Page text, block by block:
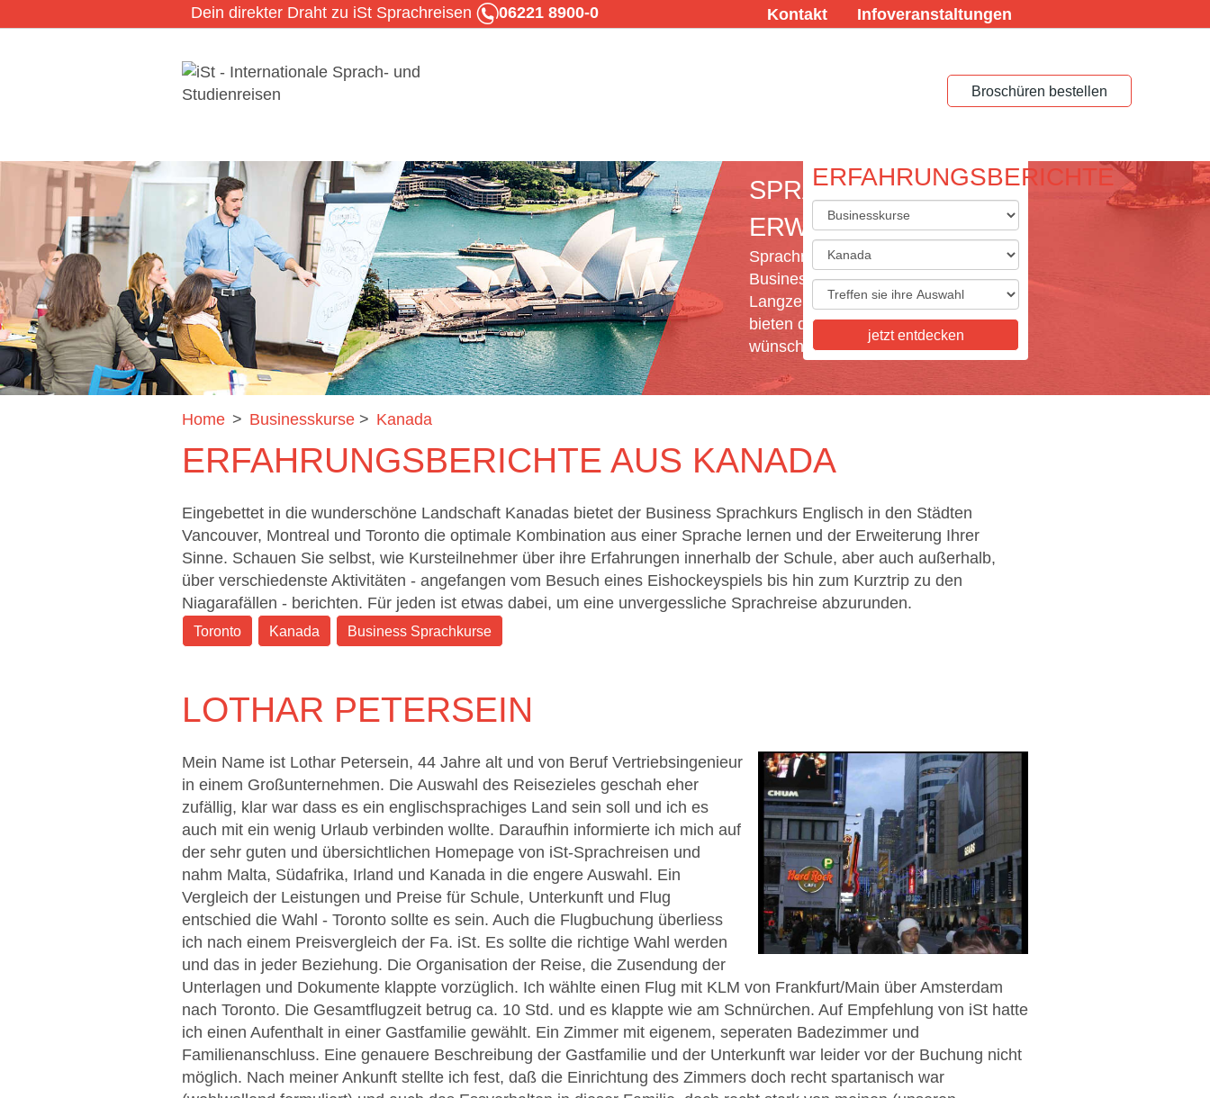
Dein direkter Draht zu iSt Sprachreisen 06221 8900-0 Kontakt Infoveranstaltungen
Broschüren bestellen
ERFAHRUNGSBERICHTE
jetzt entdecken
SPRACHREISEN FÜR
ERWACHSENE
Sprachreisen für Erwachsene,
Businesskurse, Studienaufenthalte,
Langzeitkurse, Examenskurse - wir
bieten die Vielfalt, die Sie sich
wünschen! Informieren Sie sich hier.
Home > Businesskurse > Kanada
ERFAHRUNGSBERICHTE AUS KANADA
Eingebettet in die wunderschöne Landschaft Kanadas bietet der Business Sprachkurs Englisch in den Städten
Vancouver, Montreal und Toronto die optimale Kombination aus einer Sprache lernen und der Erweiterung Ihrer
Sinne. Schauen Sie selbst, wie Kursteilnehmer über ihre Erfahrungen innerhalb der Schule, aber auch außerhalb,
über verschiedenste Aktivitäten - angefangen vom Besuch eines Eishockeyspiels bis hin zum Kurztrip zu den
Niagarafällen - berichten. Für jeden ist etwas dabei, um eine unvergessliche Sprachreise abzurunden.
Toronto Kanada Business Sprachkurse
LOTHAR PETERSEIN
Mein Name ist Lothar Petersein, 44 Jahre alt und von Beruf Vertriebsingenieur
in einem Großunternehmen. Die Auswahl des Reisezieles geschah eher
zufällig, klar war dass es ein englischsprachiges Land sein soll und ich es
auch mit ein wenig Urlaub verbinden wollte. Daraufhin informierte ich mich auf
der sehr guten und übersichtlichen Homepage von iSt-Sprachreisen und
nahm Malta, Südafrika, Irland und Kanada in die engere Auswahl. Ein
Vergleich der Leistungen und Preise für Schule, Unterkunft und Flug
entschied die Wahl - Toronto sollte es sein. Auch die Flugbuchung überliess
ich nach einem Preisvergleich der Fa. iSt. Es sollte die richtige Wahl werden
und das in jeder Beziehung. Die Organisation der Reise, die Zusendung der
Unterlagen und Dokumente klappte vorzüglich. Ich wählte einen Flug mit KLM von Frankfurt/Main über Amsterdam
nach Toronto. Die Gesamtflugzeit betrug ca. 10 Std. und es klappte wie am Schnürchen. Auf Empfehlung von iSt hatte
ich einen Aufenthalt in einer Gastfamilie gewählt. Ein Zimmer mit eigenem, seperaten Badezimmer und
Familienanschluss. Eine genauere Beschreibung der Gastfamilie und der Unterkunft war leider vor der Buchung nicht
möglich. Nach meiner Ankunft stellte ich fest, daß die Einrichtung des Zimmers doch recht spartanisch war